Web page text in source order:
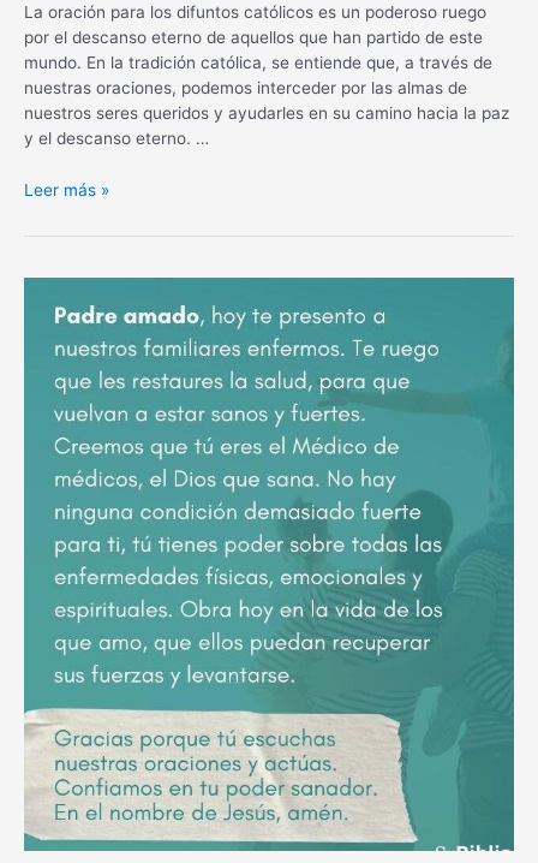
La oración para los difuntos católicos es un poderoso ruego
por el descanso eterno de aquellos que han partido de este
mundo. En la tradición católica, se entiende que, a través de
nuestras oraciones, podemos interceder por las almas de
nuestros seres queridos y ayudarles en su camino hacia la paz
y el descanso eterno. …
Oración
los
poderoso
descanso
Leer más »